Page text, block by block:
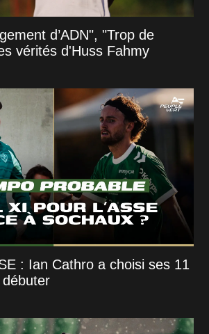
d’ADN", "Trop de
vérités d'Huss Fahmy
: Ian Cathro a choisi ses 11